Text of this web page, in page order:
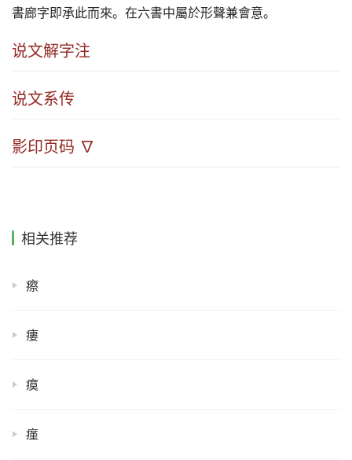
書廊字即承此而來。在六書中屬於形聲兼會意。
说文解字注
说文系传
影印页码 ∇
相关推荐
瘵
瘻
瘼
瘽